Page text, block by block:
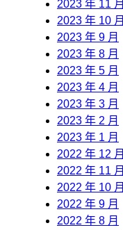
2023 年 11 月
2023 年 10 月
2023 年 9 月
2023 年 8 月
2023 年 5 月
2023 年 4 月
2023 年 3 月
2023 年 2 月
2023 年 1 月
2022 年 12 月
2022 年 11 月
2022 年 10 月
2022 年 9 月
2022 年 8 月